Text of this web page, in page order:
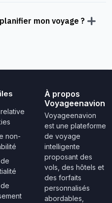
mon voyage ?
non-
À propos
Voyageenavion
Voyageenavion
est une plateforme
de voyage
intelligente
proposant des
vols, des hôtels et
des forfaits
personnalisés
abordables,